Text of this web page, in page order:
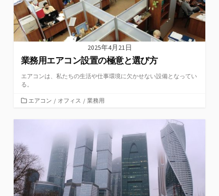
2025年4月21日
業務用エアコン設置の極意と選び方
エアコンは、私たちの生活や仕事環境に欠かせない設備となってい
る。
カ
ゴ
エアコン / オフィス / 業務用